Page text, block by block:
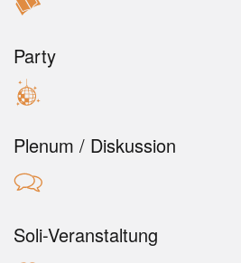
Party
Plenum / Diskussion
Soli-Veranstaltung